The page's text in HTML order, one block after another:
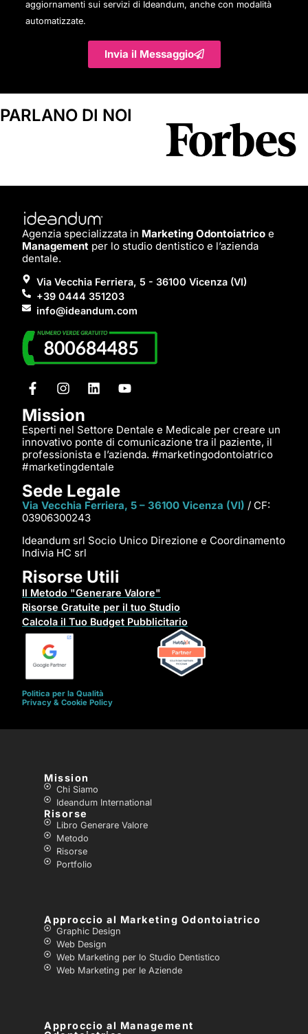
aggiornamenti sui servizi di Ideandum, anche con modalità
automatizzate.
Invia il Messaggio
PARLANO DI NOI
Agenzia specializzata in Marketing Odontoiatrico e
Management per lo studio dentistico e l’azienda
dentale.
Via Vecchia Ferriera, 5 - 36100 Vicenza (VI)
+39 0444 351203
info@ideandum.com
Mission
Esperti nel Settore Dentale e Medicale per creare un
innovativo ponte di comunicazione tra il paziente, il
professionista e l’azienda. #marketingodontoiatrico
#marketingdentale
Sede Legale
Via Vecchia Ferriera, 5 – 36100 Vicenza (VI) / CF:
03906300243
Ideandum srl Socio Unico Direzione e Coordinamento
Indivia HC srl
Risorse Utili
Il Metodo "Generare Valore"
Risorse Gratuite per il tuo Studio
Calcola il Tuo Budget Pubblicitario
Politica per la Qualità
Privacy & Cookie Policy
Mission
Chi Siamo
Ideandum International
Risorse
Libro Generare Valore
Metodo
Risorse
Portfolio
Approccio al Marketing Odontoiatrico
Graphic Design
Web Design
Web Marketing per lo Studio Dentistico
Web Marketing per le Aziende
Approccio al Management